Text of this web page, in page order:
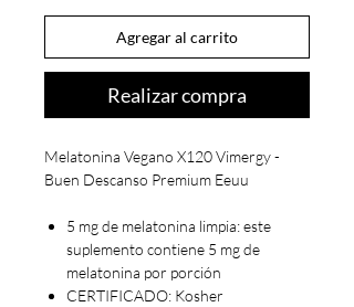
Agregar al carrito
Realizar compra
Melatonina Vegano X120 Vimergy -
Buen Descanso Premium Eeuu
5 mg de melatonina limpia: este
suplemento contiene 5 mg de
melatonina por porción
CERTIFICADO: Kosher